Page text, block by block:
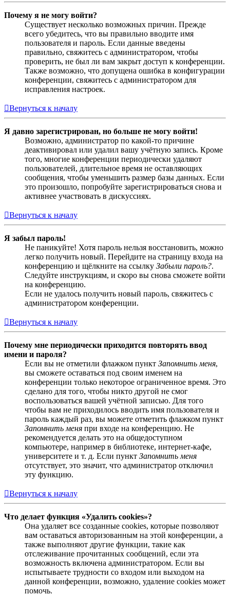
Почему я не могу войти?
Существует несколько возможных причин. Прежде
всего убедитесь, что вы правильно вводите имя
пользователя и пароль. Если данные введены
правильно, свяжитесь с администратором, чтобы
проверить, не был ли вам закрыт доступ к конференции.
Также возможно, что допущена ошибка в конфигурации
конференции, свяжитесь с администратором для
исправления настроек.
Вернуться к началу
Я давно зарегистрирован, но больше не могу войти!
Возможно, администратор по какой-то причине
деактивировал или удалил вашу учётную запись. Кроме
того, многие конференции периодически удаляют
пользователей, длительное время не оставляющих
сообщения, чтобы уменьшить размер базы данных. Если
это произошло, попробуйте зарегистрироваться снова и
активнее участвовать в дискуссиях.
Вернуться к началу
Я забыл пароль!
Не паникуйте! Хотя пароль нельзя восстановить, можно
легко получить новый. Перейдите на страницу входа на
конференцию и щёлкните на ссылку Забыли пароль?.
Следуйте инструкциям, и скоро вы снова сможете войти
на конференцию.
Если не удалось получить новый пароль, свяжитесь с
администратором конференции.
Вернуться к началу
Почему мне периодически приходится повторять ввод
имени и пароля?
Если вы не отметили флажком пункт Запомнить меня,
вы сможете оставаться под своим именем на
конференции только некоторое ограниченное время. Это
сделано для того, чтобы никто другой не смог
воспользоваться вашей учётной записью. Для того
чтобы вам не приходилось вводить имя пользователя и
пароль каждый раз, вы можете отметить флажком пункт
Запомнить меня при входе на конференцию. Не
рекомендуется делать это на общедоступном
компьютере, например в библиотеке, интернет-кафе,
университете и т. д. Если пункт Запомнить меня
отсутствует, это значит, что администратор отключил
эту функцию.
Вернуться к началу
Что делает функция «Удалить cookies»?
Она удаляет все созданные cookies, которые позволяют
вам оставаться авторизованным на этой конференции, а
также выполняют другие функции, такие как
отслеживание прочитанных сообщений, если эта
возможность включена администратором. Если вы
испытываете трудности со входом или выходом на
данной конференции, возможно, удаление cookies может
помочь.